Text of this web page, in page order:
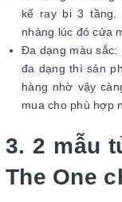
kế ray bi 3 tầng.
nhàng lúc đó cửa
Đa dạng màu
đa dạng thì sản
hàng nhờ vậy
mua cho phù hợp
3. 2 mẫu
The One